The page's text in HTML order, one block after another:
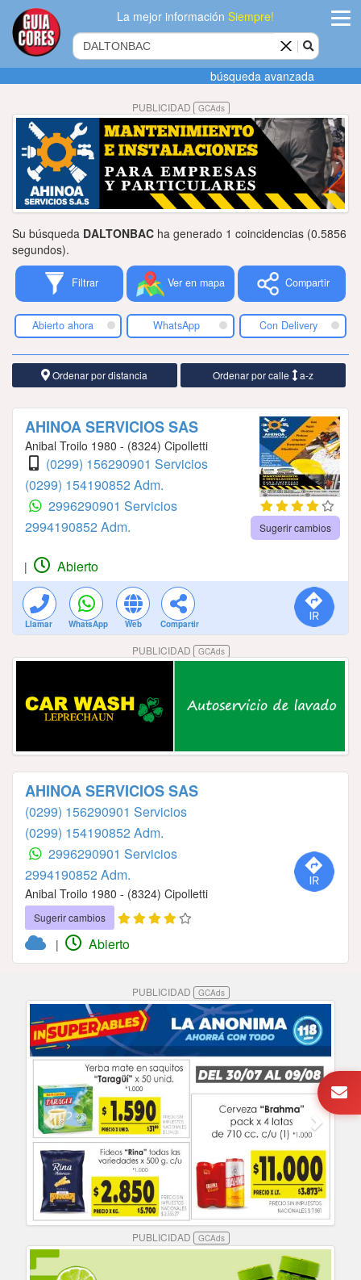
La mejor informaciónSiempre!
Agregar
empresa
Actualizar
datos
Publicidad
Tiendacores
Contactenos
búsqueda avanzada
PUBLICIDAD GCAds
Su búsqueda DALTONBAC ha generado 1 coincidencias (0.5856
segundos).
Filtrar Ver en mapa Compartir
Abierto ahora WhatsApp Con Delivery
Ordenar por distancia Ordenar por calle a-z
AHINOA SERVICIOS SAS
Anibal Troilo 1980 - (8324) Cipolletti
(0299) 156290901 Servicios
(0299) 154190852 Adm.
2996290901 Servicios
2994190852 Adm.
Sugerir cambios
| Abierto
Llamar WhatsApp Web Compartir
PUBLICIDAD GCAds
AHINOA SERVICIOS SAS
(0299) 156290901 Servicios
(0299) 154190852 Adm.
2996290901 Servicios
2994190852 Adm.
Anibal Troilo 1980 - (8324) Cipolletti
Sugerir cambios
| Abierto
PUBLICIDAD GCAds
PUBLICIDAD GCAds